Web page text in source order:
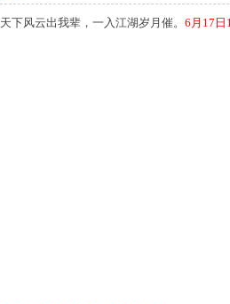
天下风云出我辈，一入江湖岁月催。6月17日